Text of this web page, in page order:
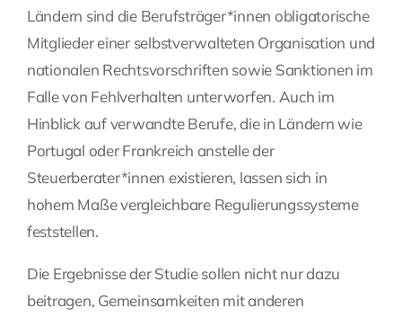
Ländern sind die Berufsträger*innen obligatorische
Mitglieder einer selbstverwalteten Organisation und
nationalen Rechtsvorschriften sowie Sanktionen im
Falle von Fehlverhalten unterworfen. Auch im
Hinblick auf verwandte Berufe, die in Ländern wie
Portugal oder Frankreich anstelle der
Steuerberater*innen existieren, lassen sich in
hohem Maße vergleichbare Regulierungssysteme
feststellen.
Die Ergebnisse der Studie sollen nicht nur dazu
beitragen, Gemeinsamkeiten mit anderen